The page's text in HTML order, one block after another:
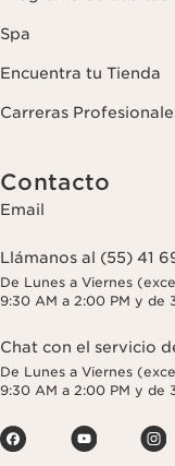
Spa
Encuentra tu Tienda
Carreras
Contacto
Email
Llámanos al (55) 41
De Lunes a Viernes
9:30 AM a 2:00 PM y de
Chat con el servicio
De Lunes a Viernes
9:30 AM a 2:00 PM y de